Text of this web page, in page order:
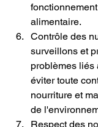
alimentaire.
Contrôle des
surveillons et
problèmes
éviter toute
nourriture et
de
Respect des